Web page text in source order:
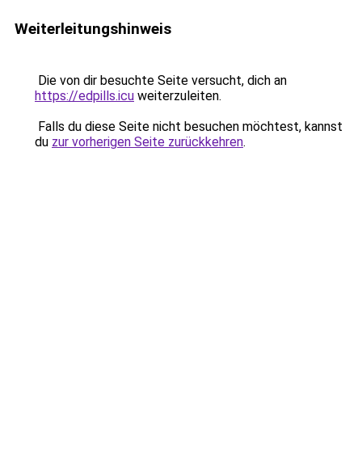
Weiterleitungshinweis
Die von dir besuchte Seite versucht, dich an
https://edpills.icu weiterzuleiten.
Falls du diese Seite nicht besuchen möchtest, kannst
du zur vorherigen Seite zurückkehren.